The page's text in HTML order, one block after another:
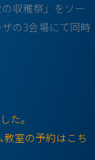
収穫祭」をソ－
の3会場にて同時
た。
室の予約はこち